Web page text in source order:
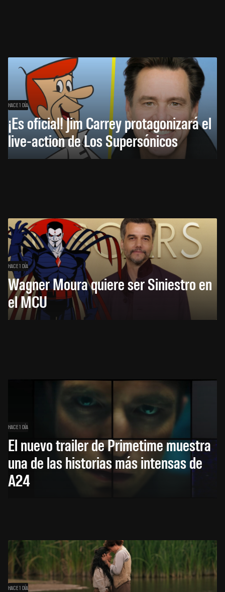
HACE 1 DÍA
¡Es oficial! Jim Carrey protagonizará el
live-action de Los Supersónicos
HACE 1 DÍA
Wagner Moura quiere ser Siniestro en
el MCU
HACE 1 DÍA
El nuevo trailer de Primetime muestra
una de las historias más intensas de
A24
HACE 1 DÍA